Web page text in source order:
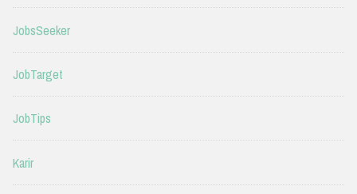
JobsSeeker
JobTarget
JobTips
Karir